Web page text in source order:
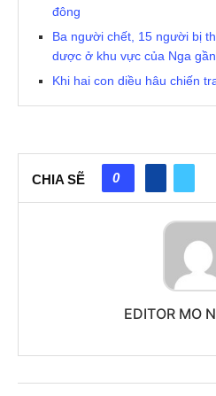
đông
Ba người chết, 15 người bị
dược ở khu vực của Nga
Khi hai con diều hâu chiến
CHIA SẼ 0
EDITOR MO